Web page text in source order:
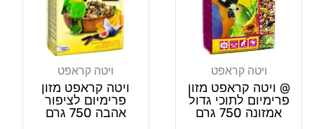
ויטה קראפט
@ ויטה קראפט מזון
פרימיום לתוכי גדול
אמזונה 750 גרם
ויטה קראפט
ויטה קראפט מזון
פרימיום לציפור
אהבה 750 גרם